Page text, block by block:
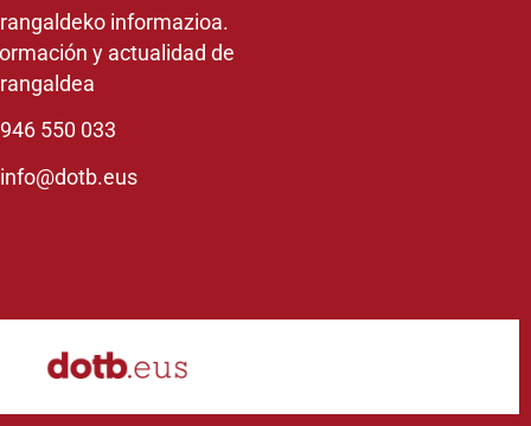
informazioa.
y actualidad de
550 033